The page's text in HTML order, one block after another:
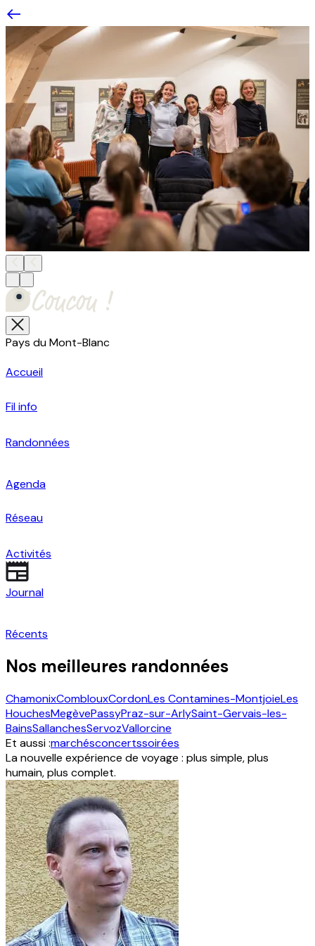
Pays du Mont-Blanc
Accueil
Fil info
Randonnées
Agenda
Réseau
Activités
Journal
Récents
Nos meilleures randonnées
ChamonixComblouxCordonLes Contamines-MontjoieLes
HouchesMegèvePassyPraz-sur-ArlySaint-Gervais-les-
BainsSallanchesServozVallorcine
Et aussi :marchésconcertssoirées
La nouvelle expérience de voyage : plus simple, plus
humain, plus complet.